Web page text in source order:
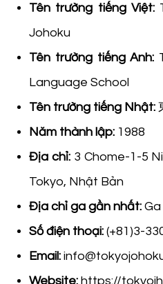
Tên trường tiếng Việt:
Johoku
Tên trường tiếng Anh:
Language School
Tên trường tiếng Nhật:
Năm thành lập: 1988
Địa chỉ:3 Chome-1-5
Tokyo, Nhật Bản
Địa chỉ ga gần nhất:
Số điện thoại: (+81)3-
Email:
Website: https://